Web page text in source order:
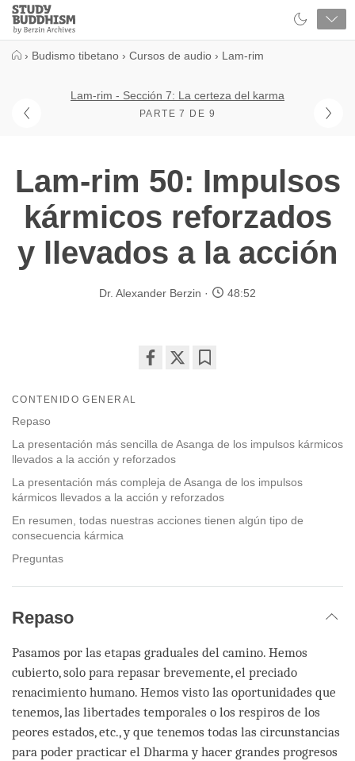
Close
Study
Buddhism
› Budismo tibetano › Cursos de audio › Lam-rim
Lam-rim - Sección 7: La certeza del karma
PARTE 7 DE 9
Lam-rim 50: Impulsos
kármicos reforzados
y llevados a la acción
Dr. Alexander Berzin 48:52
CONTENIDO GENERAL
Repaso
La presentación más sencilla de Asanga de los impulsos kármicos
llevados a la acción y reforzados
La presentación más compleja de Asanga de los impulsos
kármicos llevados a la acción y reforzados
En resumen, todas nuestras acciones tienen algún tipo de
consecuencia kármica
Preguntas
Repaso
Pasamos por las etapas graduales del camino. Hemos
cubierto, solo para repasar brevemente, el preciado
renacimiento humano. Hemos visto las oportunidades que
tenemos, las libertades temporales o los respiros de los
peores estados, etc., y que tenemos todas las circunstancias
para poder practicar el Dharma y hacer grandes progresos